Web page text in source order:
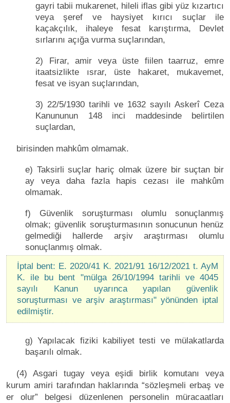
gayri tabii mukarenet, hileli iflas gibi yüz kızartıcı
veya şeref ve haysiyet kırıcı suçlar ile
kaçakçılık, ihaleye fesat karıştırma, Devlet
sırlarını açığa vurma suçlarından,
2) Firar, amir veya üste fiilen taarruz, emre
itaatsizlikte ısrar, üste hakaret, mukavemet,
fesat ve isyan suçlarından,
3) 22/5/1930 tarihli ve 1632 sayılı Askerî Ceza
Kanununun 148 inci maddesinde belirtilen
suçlardan,
birisinden mahkûm olmamak.
e) Taksirli suçlar hariç olmak üzere bir suçtan bir
ay veya daha fazla hapis cezası ile mahkûm
olmamak.
f) Güvenlik soruşturması olumlu sonuçlanmış
olmak; güvenlik soruşturmasının sonucunun henüz
gelmediği hallerde arşiv araştırması olumlu
sonuçlanmış olmak.
İptal bent: E. 2020/41 K. 2021/91 16/12/2021 t. AyM
K. ile bu bent "mülga 26/10/1994 tarihli ve 4045
sayılı Kanun uyarınca yapılan güvenlik
soruşturması ve arşiv araştırması" yönünden iptal
edilmiştir.
g) Yapılacak fiziki kabiliyet testi ve mülakatlarda
başarılı olmak.
(4) Asgari tugay veya eşidi birlik komutanı veya
kurum amiri tarafından haklarında “sözleşmeli erbaş ve
er olur” belgesi düzenlenen personelin müracaatları